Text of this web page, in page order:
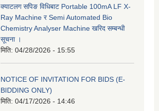
क्याटलग सपिङ विधिबाट Portable 100mA LF X-
Ray Machine र Semi Automated Bio
Chemistry Analyser Machine खरिद सम्बन्धी
सूचना ।
मिति: 04/28/2026 - 15:55
NOTICE OF INVITATION FOR BIDS (E-
BIDDING ONLY)
मिति: 04/17/2026 - 14:46